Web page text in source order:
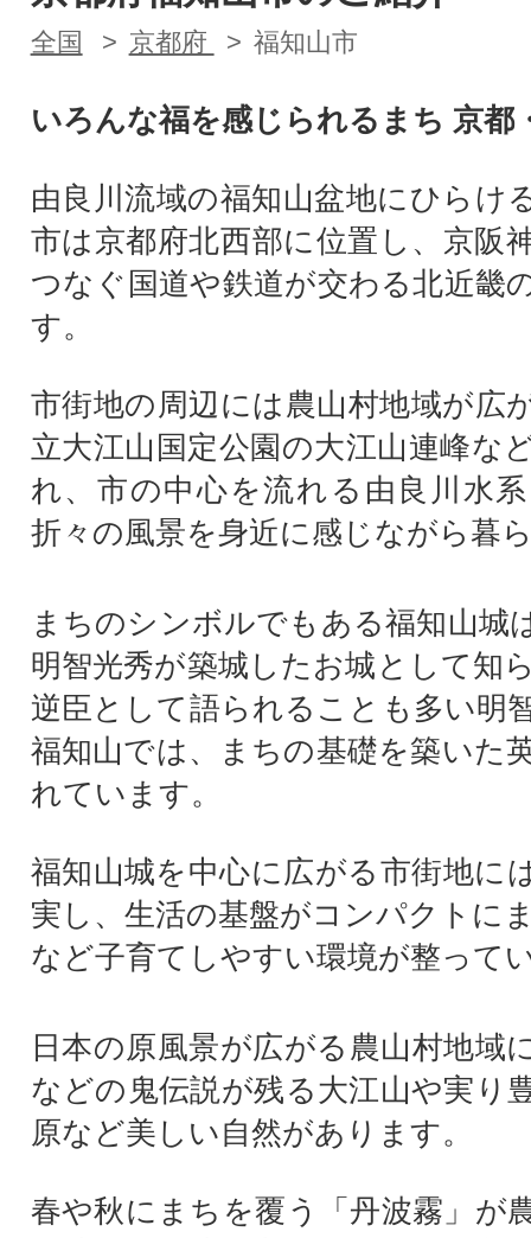
全国 京都府 福知山市
いろんな福を感じられるまち 京都
由良川流域の福知山盆地にひらけ
市は京都府北西部に位置し、京阪
つなぐ国道や鉄道が交わる北近畿
す。
市街地の周辺には農山村地域が広
立大江山国定公園の大江山連峰な
れ、市の中心を流れる由良川水
折々の風景を身近に感じながら暮
まちのシンボルでもある福知山城
明智光秀が築城したお城として知
逆臣として語られることも多い明
福知山では、まちの基礎を築いた
れています。
福知山城を中心に広がる市街地に
実し、生活の基盤がコンパクトに
など子育てしやすい環境が整って
日本の原風景が広がる農山村地域
などの鬼伝説が残る大江山や実り
原など美しい自然があります。
春や秋にまちを覆う「丹波霧」が